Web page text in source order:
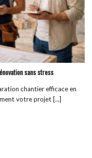
sans stress
chantier efficace en
votre projet [...]